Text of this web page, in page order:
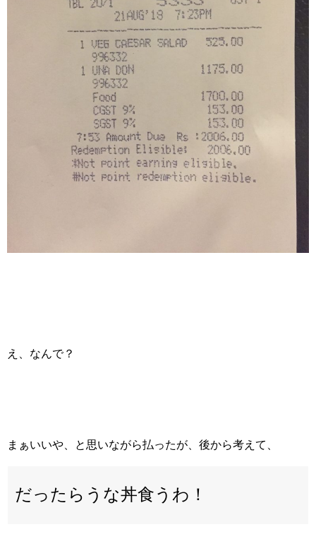
え、なんで？
まぁいいや、と思いながら払ったが、後から考えて、
だったらうな丼食うわ！